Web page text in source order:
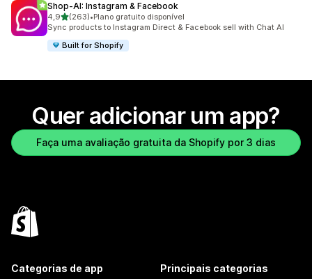
Shop‑AI: Instagram & Facebook
4,9de 5 estrelas
(263)
263 avaliações ao todo
•Plano gratuito disponível
Sync products to Instagram Direct & Facebook sell with Chat AI
Built for Shopify
Quer adicionar um app?
Faça uma avaliação gratuita da Shopify por 3 dias
Categorias de app Principais categorias